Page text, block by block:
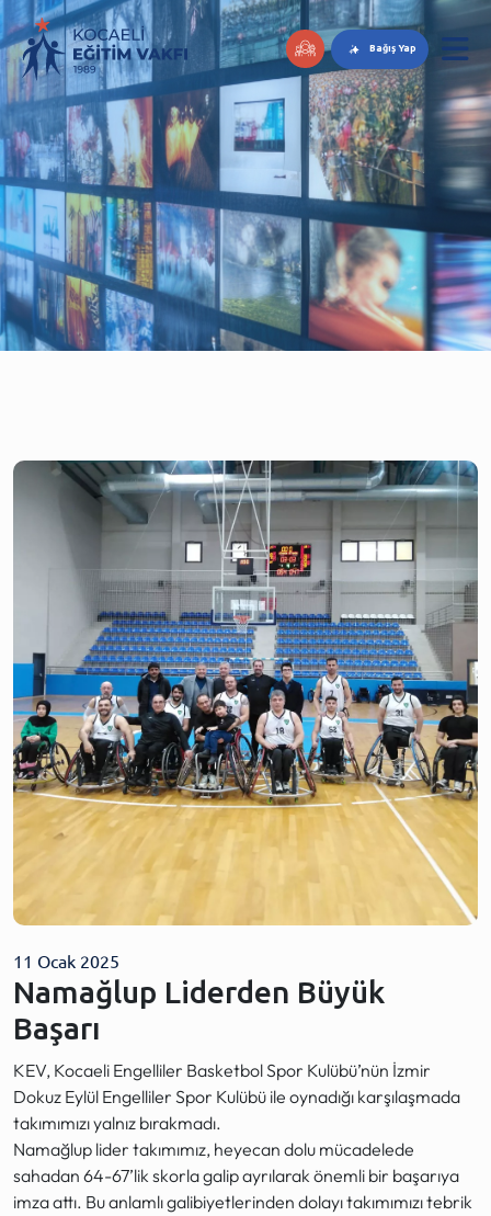
Bağış Yap
11 Ocak 2025
Namağlup Liderden Büyük
Başarı
KEV, Kocaeli Engelliler Basketbol Spor Kulübü’nün İzmir
Dokuz Eylül Engelliler Spor Kulübü ile oynadığı karşılaşmada
takımımızı yalnız bırakmadı.
Namağlup lider takımımız, heyecan dolu mücadelede
sahadan 64-67’lik skorla galip ayrılarak önemli bir başarıya
imza attı. Bu anlamlı galibiyetlerinden dolayı takımımızı tebrik